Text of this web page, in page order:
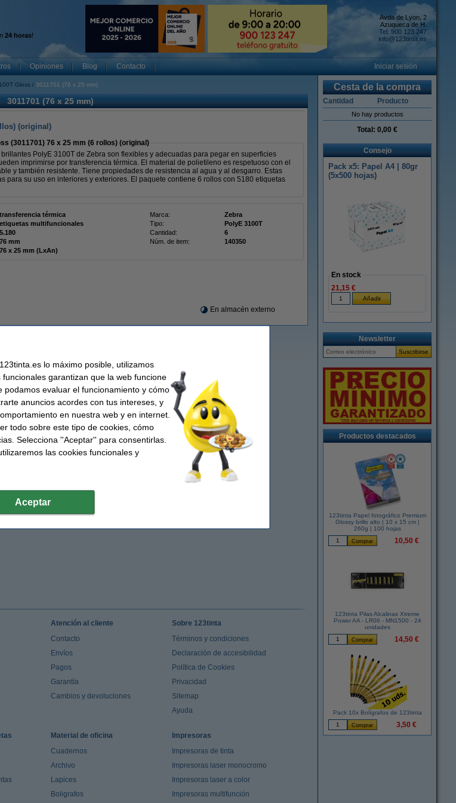
24 horas!
Avda de Lyon, 2
Azuqueca de H.
Tel: 900 123 247
info@123tinta.es
Opiniones Blog Contacto Iniciar sesión
Gloss 3011701 (76 x 25 mm)
3011701 (76 x 25 mm)
(original)
(3011701) 76 x 25 mm (6 rollos) (original)
PolyE 3100T de Zebra son flexibles y adecuadas para pegar en superficies
imprimirse por transferencia térmica. El material de polietileno es respetuoso con el
y también resistente. Tiene propiedades de resistencia al agua y al desgarro. Estas
para su uso en interiores y exteriores. El paquete contiene 6 rollos con 5180 etiquetas
transferencia térmica Marca:
Zebra
etiquetas multifuncionales Tipo:
PolyE 3100T
5.180 Cantidad:
6
76 mm Núm. de item:
140350
76 x 25 mm (LxAn)
En almacén externo
Cesta de la compra
Cantidad Producto
No hay productos
Total: 0,00 €
Consejo
Pack x5: Papel A4 | 80gr
(5x500 hojas)
En stock
21,15 €
Newsletter
Productos destacados
123tinta Papel fotográfico Premium
Glossy brillo alto | 10 x 15 cm |
260g | 100 hojas
10,50 €
123tinta Pilas Alcalinas Xtreme
Power AA - LR06 - MN1500 - 24
unidades
14,50 €
Pack 10x Bolígrafos de 123tinta
3,50 €
Atención al cliente
Contacto
Envíos
Pagos
Garantía
Cambios y devoluciones
Sobre 123tinta
Términos y condiciones
Declaración de accesibilidad
Política de Cookies
Privacidad
Sitemap
Ayuda
Material de oficina
Cuadernos
Archivo
Lapices
Boligrafos
Impresoras
Impresoras de tinta
Impresoras laser monocromo
Impresoras laser a color
Impresoras multifunción
lo máximo posible, utilizamos
garantizan que la web funcione
evaluar el funcionamiento y cómo
anuncios acordes con tus intereses, y
en nuestra web y en internet.
todo sobre este tipo de cookies, cómo
Selecciona ''Aceptar'' para consentirlas.
las cookies funcionales y
Aceptar